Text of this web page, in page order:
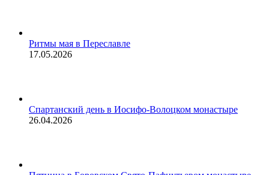
Ритмы мая в Переславле
17.05.2026
Спартанский день в Иосифо-Волоцком монастыре
26.04.2026